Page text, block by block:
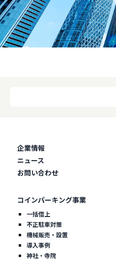
企業情報
ニュース
お問い合わせ
コインパーキング事業
一括借上
不正駐車対策
機械販売・設置
導入事例
神社・寺院